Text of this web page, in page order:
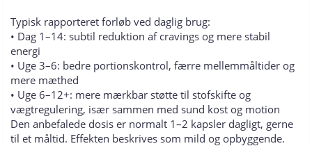
Typisk rapporteret forløb ved daglig brug:
• Dag 1–14: subtil reduktion af cravings og mere stabil
energi
• Uge 3–6: bedre portionskontrol, færre mellemmåltider og
mere mæthed
• Uge 6–12+: mere mærkbar støtte til stofskifte og
vægtregulering, især sammen med sund kost og motion
Den anbefalede dosis er normalt 1–2 kapsler dagligt, gerne
til et måltid. Effekten beskrives som mild og opbyggende.